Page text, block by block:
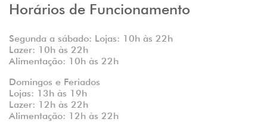
Horários de Funcionamento
Segunda a sábado: Lojas: 10h às 22h
Lazer: 10h às 22h
Alimentação: 10h às 22h
Domingos e Feriados
Lojas: 13h às 19h
Lazer: 12h às 22h
Alimentação: 12h às 22h